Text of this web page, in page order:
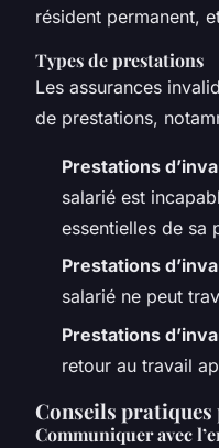
résident permanent,
Types de prestations
Les assurances
de prestations,
Prestations
salarié est
essentielles de sa
Prestations
salarié ne peut
Prestations
retour au travail
Conseils
Communiquer avec